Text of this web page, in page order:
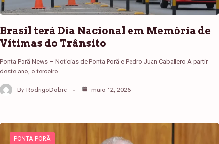
Brasil terá Dia Nacional em Memória de
Vítimas do Trânsito
Ponta Porã News – Notícias de Ponta Porã e Pedro Juan Caballero A partir
deste ano, o terceiro…
By RodrigoDobre maio 12, 2026
PONTA PORÃ